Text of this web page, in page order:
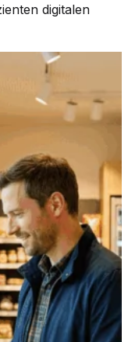
digitalen